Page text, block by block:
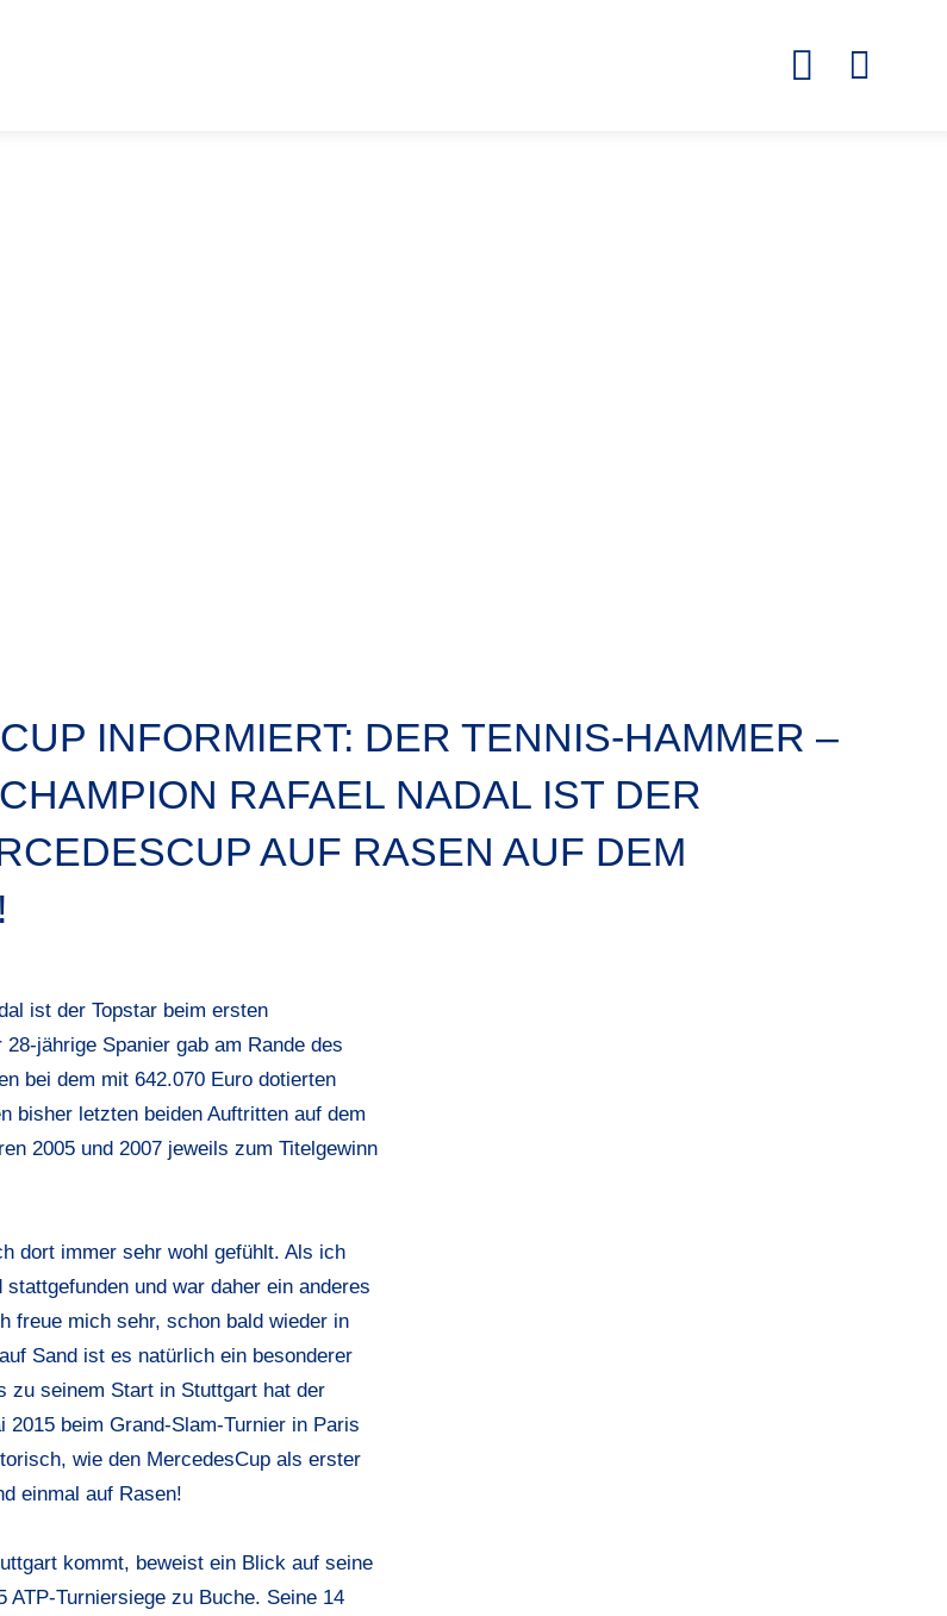
INFORMIERT: DER TENNIS-HAMMER –
RAFAEL NADAL IST DER
AUF RASEN AUF DEM
ist der Topstar beim ersten
jährige Spanier gab am Rande des
bei dem mit 642.070 Euro dotierten
bisher letzten beiden Auftritten auf dem
2005 und 2007 jeweils zum Titelgewinn
dort immer sehr wohl gefühlt. Als ich
und war daher ein anderes
freue mich sehr, schon bald wieder in
Sand ist es natürlich ein besonderer
zu seinem Start in Stuttgart hat der
beim Grand-Slam-Turnier in Paris
wie den MercedesCup als erster
einmal auf Rasen!
kommt, beweist ein Blick auf seine
Turniersiege zu Buche. Seine 14